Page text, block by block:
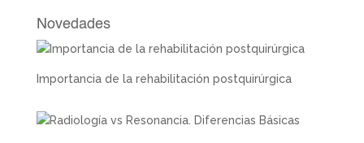
Novedades
Importancia de la rehabilitación postquirúrgica